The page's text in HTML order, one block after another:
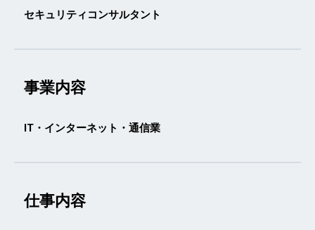
セキュリティコンサルタント
事業内容
IT・インターネット・通信業
仕事内容